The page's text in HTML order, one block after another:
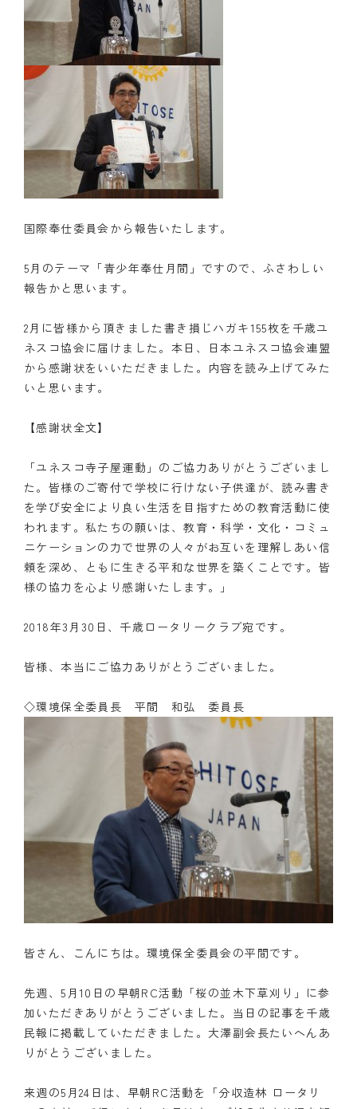
国際奉仕委員会から報告いたします。
5月のテーマ「青少年奉仕月間」ですので、ふさわしい
報告かと思います。
2月に皆様から頂きました書き損じハガキ155枚を千歳ユ
ネスコ協会に届けました。本日、日本ユネスコ協会連盟
から感謝状をいいただきました。内容を読み上げてみた
いと思います。
【感謝状全文】
「ユネスコ寺子屋運動」のご協力ありがとうございまし
た。皆様のご寄付で学校に行けない子供達が、読み書き
を学び安全により良い生活を目指すための教育活動に使
われます。私たちの願いは、教育・科学・文化・コミュ
ニケーションの力で世界の人々がお互いを理解しあい信
頼を深め、ともに生きる平和な世界を築くことです。皆
様の協力を心より感謝いたします。」
2018年3月30日、千歳ロータリークラブ宛です。
皆様、本当にご協力ありがとうございました。
◇環境保全委員長 平間 和弘 委員長
皆さん、こんにちは。環境保全委員会の平間です。
先週、5月10日の早朝RC活動「桜の並木下草刈り」に参
加いただきありがとうございました。当日の記事を千歳
民報に掲載していただきました。大澤副会長たいへんあ
りがとうございました。
来週の5月24日は、早朝RC活動を「分収造林 ロータリ